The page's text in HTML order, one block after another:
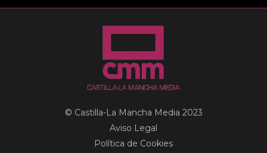
© Castilla-La Mancha Media 2023
Aviso Legal
Política de Cookies